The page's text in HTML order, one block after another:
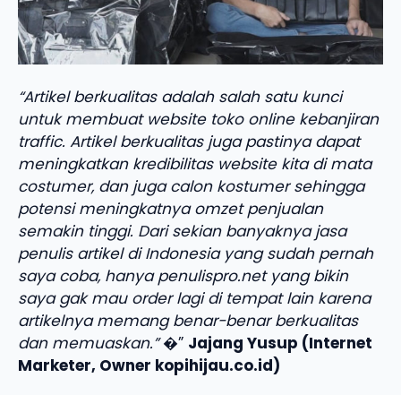
“Artikel berkualitas adalah salah satu kunci
untuk membuat website toko online kebanjiran
traffic. Artikel berkualitas juga pastinya dapat
meningkatkan kredibilitas website kita di mata
costumer, dan juga calon kostumer sehingga
potensi meningkatnya omzet penjualan
semakin tinggi. Dari sekian banyaknya jasa
penulis artikel di Indonesia yang sudah pernah
saya coba, hanya penulispro.net yang bikin
saya gak mau order lagi di tempat lain karena
artikelnya memang benar-benar berkualitas
dan memuaskan.”�” Jajang Yusup (Internet
Marketer, Owner kopihijau.co.id)